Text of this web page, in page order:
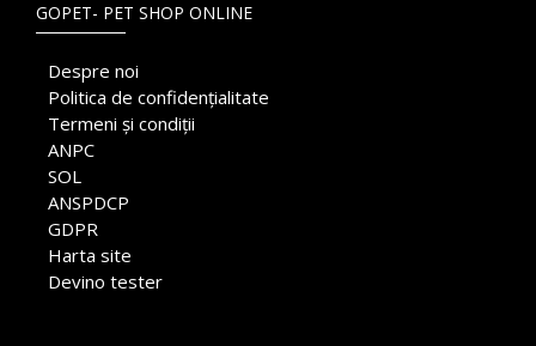
GOPET- PET SHOP ONLINE
Despre noi
Politica de confidențialitate
Termeni și condiții
ANPC
SOL
ANSPDCP
GDPR
Harta site
Devino tester